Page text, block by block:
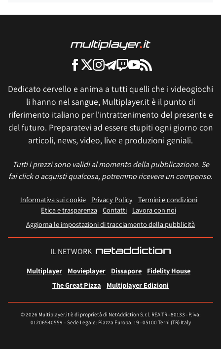
Dedicato cervello e anima a tutti quelli che i videogiochi
li hanno nel sangue, Multiplayer.it è il punto di
riferimento italiano per l'intrattenimento del presente e
del futuro. Preparatevi ad essere stupiti ogni giorno con
articoli, news, video, live e produzioni geniali.
Tutti i prezzi sono validi al momento della pubblicazione. Se
fai click o acquisti qualcosa, potremmo ricevere un compenso.
Informativa sui cookie Privacy Policy
Termini e condizioni
Etica e trasparenza Contatti
Lavora con noi
Aggiorna le impostazioni di tracciamento della pubblicità
IL NETWORK
Multiplayer Movieplayer Dissapore
Fidelity House
The Great Pizza
Multiplayer Edizioni
© 2026 Multiplayer.it è di proprietà di NetAddiction S.r.l. REA TR - 80133 - P.iva:
01206540559 – Sede Legale: Piazza Europa, 19 - 05100 Terni (TR) Italy